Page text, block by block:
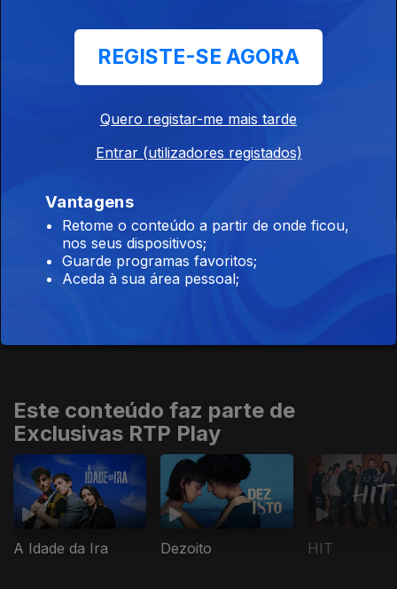
Ep. 8
melhor remédio
Este conteúdo faz parte de
Exclusivas RTP Play
A Idade da Ira Dezoito HIT
REGISTE-SE AGORA
Quero registar-me mais tarde
Entrar (utilizadores registados)
Vantagens
Retome o conteúdo a partir de onde ficou,
nos seus dispositivos;
Guarde programas favoritos;
Aceda à sua área pessoal;